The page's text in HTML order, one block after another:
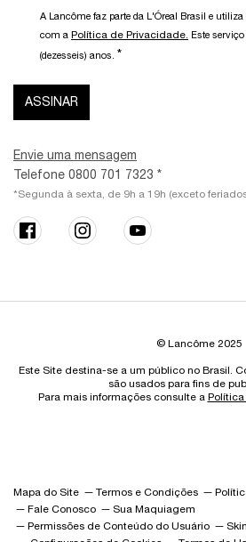
A Lancôme faz parte da L'Óreal Brasil e
com a Política de Privacidade. Este
(dezesseis) anos. *
ASSINAR
Envie uma mensagem
Telefone 0800 701 7323 *
*Segunda à sexta, de 9h a 19h (exceto
© Lancôme 2025
Este Site destina-se a um público no Brasil.
são usados para fins de
Para mais informações consulte a
Mapa do Site Termos e Condições
Fale Conosco
Sua Maquiagem
Permissões de Conteúdo do Usuário